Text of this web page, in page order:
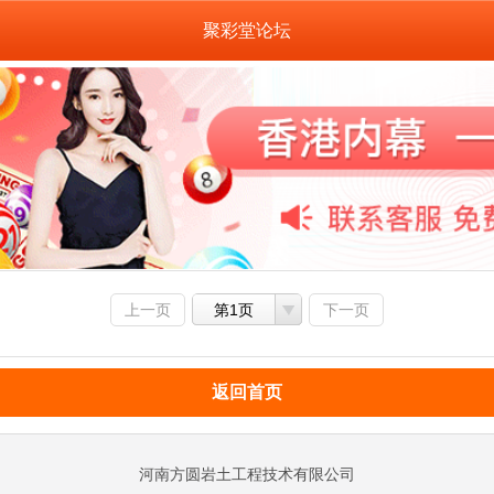
聚彩堂论坛
上一页 第1页 下一页
返回首页
河南方圆岩土工程技术有限公司